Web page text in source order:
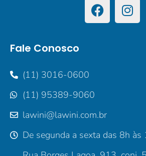
Fale Conosco
(11) 3016-0600
(11) 95389-9060
lawini@lawini.com.br
De segunda a sexta das 8h às